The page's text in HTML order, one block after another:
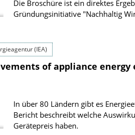
Die Broschüre ist ein direktes
Gründungsinitiative "Nachhaltig
(IEA)
of appliance
In über 80 Ländern gibt es
Bericht beschreibt welche
Gerätepreis haben.